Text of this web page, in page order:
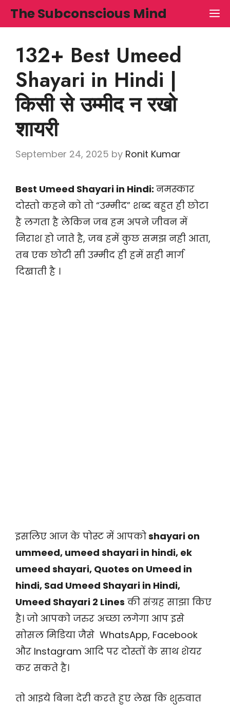
Skip
to
The Subconscious Mind
132+ Best Umeed
Shayari in Hindi |
किसी से उम्मीद न रखो
शायरी
September 24, 2025 by Ronit Kumar
Best Umeed Shayari in Hindi: नमस्कार
दोस्तो कहने को तो “उम्मीद” शब्द बहुत ही छोटा
है लगता है लेकिन जब हम अपने जीवन में
निराश हो जाते है, जब हमें कुछ समझ नही आता,
तब एक छोटी सी उम्मीद ही हमें सही मार्ग
दिखाती है ।
इसलिए आज के पोस्ट में आपकोshayari on
ummeed, umeed shayari in hindi, ek
umeed shayari, Quotes on Umeed in
hindi, Sad Umeed Shayari in Hindi,
Umeed Shayari 2 Lines की संग्रह साझा किए
है। जो आपको जरुर अच्छा लगेगा आप इसे
सोसल मिडिया जैसे WhatsApp, Facebook
और Instagram आदि पर दोस्तों के साथ शेयर
कर सकते है।
तो आइये बिना देरी करते हुए लेख कि शुरुवात